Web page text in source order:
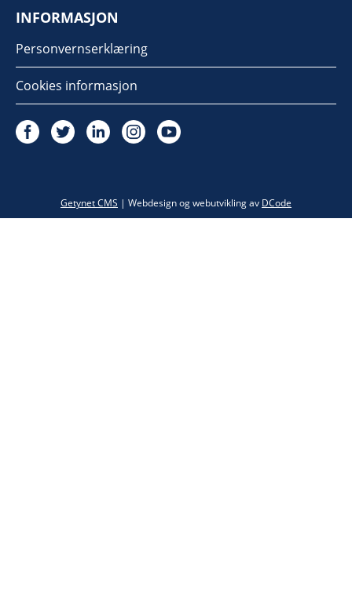
INFORMASJON
Personvernserklæring
Cookies informasjon
Getynet CMS | Webdesign og webutvikling av DCode